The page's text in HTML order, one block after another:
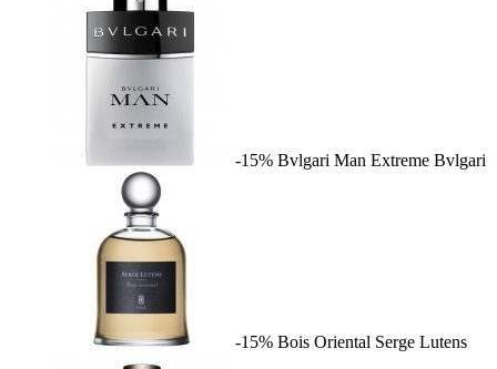
-15% Bvlgari Man Extreme Bvlgari
-15% Bois Oriental Serge Lutens